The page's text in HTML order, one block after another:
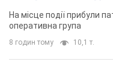
На місце події прибули
оперативна група
8 годин тому 10,1 т.